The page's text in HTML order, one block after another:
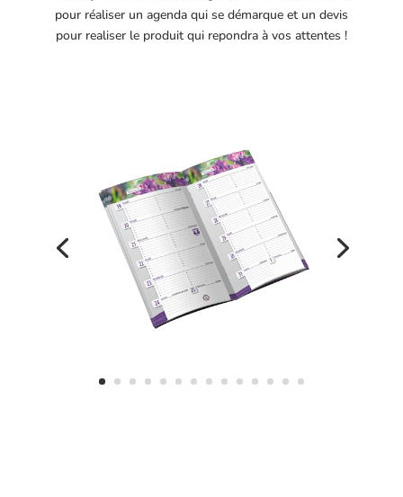
pour réaliser un agenda qui se démarque et un devis
pour realiser le produit qui repondra à vos attentes !